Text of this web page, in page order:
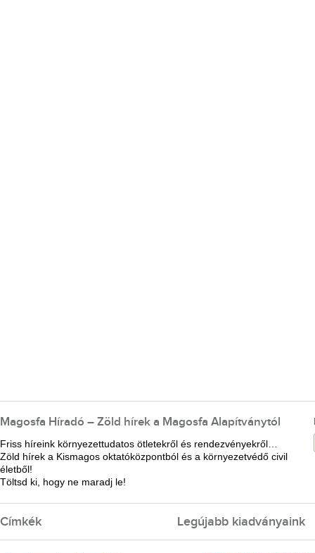
Magosfa Híradó – Zöld hírek a Magosfa Alapítványtól
Friss híreink környezettudatos ötletekről és rendezvényekről…
Zöld hírek a Kismagos oktatóközpontból és a környezetvédő civil
életből!
Töltsd ki, hogy ne maradj le!
Címkék Legújabb kiadványaink